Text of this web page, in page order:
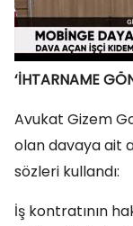
‘İHTARNAME
Avukat Gizem
olan davaya ait
sözleri kullandı:
İş kontratının